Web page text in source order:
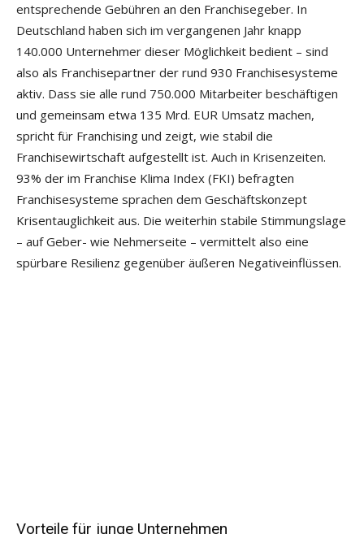
entsprechende Gebühren an den Franchisegeber. In
Deutschland haben sich im vergangenen Jahr knapp
140.000 Unternehmer dieser Möglichkeit bedient – sind
also als Franchisepartner der rund 930 Franchisesysteme
aktiv. Dass sie alle rund 750.000 Mitarbeiter beschäftigen
und gemeinsam etwa 135 Mrd. EUR Umsatz machen,
spricht für Franchising und zeigt, wie stabil die
Franchisewirtschaft aufgestellt ist. Auch in Krisenzeiten.
93% der im Franchise Klima Index (FKI) befragten
Franchisesysteme sprachen dem Geschäftskonzept
Krisentauglichkeit aus. Die weiterhin stabile Stimmungs­lage
– auf Geber- wie Nehmerseite – vermittelt also eine
spürbare Resilienz gegenüber äußeren Negativeinflüssen.
Vorteile für junge Unternehmen